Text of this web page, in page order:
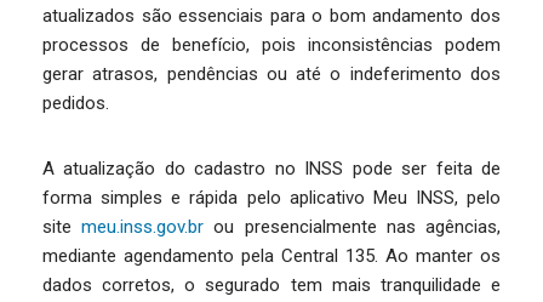
atualizados são essenciais para o bom andamento dos
processos de benefício, pois inconsistências podem
gerar atrasos, pendências ou até o indeferimento dos
pedidos.
A atualização do cadastro no INSS pode ser feita de
forma simples e rápida pelo aplicativo Meu INSS, pelo
sitemeu.inss.gov.brou presencialmente nas agências,
mediante agendamento pela Central 135. Ao manter os
dados corretos, o segurado tem mais tranquilidade e